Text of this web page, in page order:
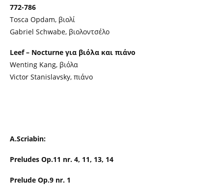
772-786
Tosca Opdam, βιολί
Gabriel Schwabe, βιολοντσέλο
Leef – Nocturne για βιόλα και πιάνο
Wenting Kang, βιόλα
Victor Stanislavsky, πιάνο
A.Scriabin:
Preludes Op.11 nr. 4, 11, 13, 14
Prelude Op.9 nr. 1